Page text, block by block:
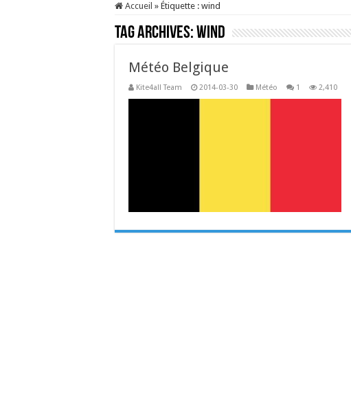
Accueil » Étiquette : wind
Tag Archives:wind
Météo Belgique
Kite4all Team 2014-03-30 Météo 1 2,410